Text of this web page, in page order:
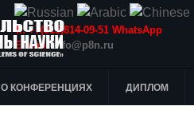
Т.: +7(915)814-09-51 WhatsApp
E-mail:info@p8n.ru
О КОНФЕРЕНЦИЯХ ДИПЛОМ